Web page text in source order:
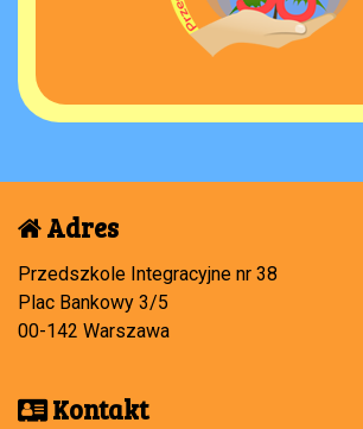
Adres
Przedszkole Integracyjne nr 38
Plac Bankowy 3/5
00-142 Warszawa
Kontakt